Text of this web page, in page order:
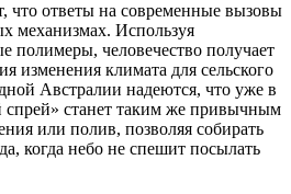
что ответы на современные вызовы
механизмах. Используя
полимеры, человечество получает
изменения климата для сельского
Австралии надеются, что уже в
станет таким же привычным
или полив, позволяя собирать
когда небо не спешит посылать